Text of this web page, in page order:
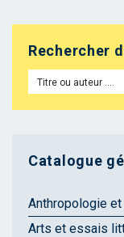
Rechercher
Catalogue
Anthropologie
Arts et essais